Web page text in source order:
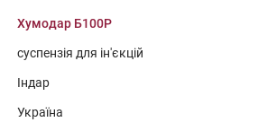
Хумодар Б100Р
суспензія для ін'єкцій
Індар
Україна